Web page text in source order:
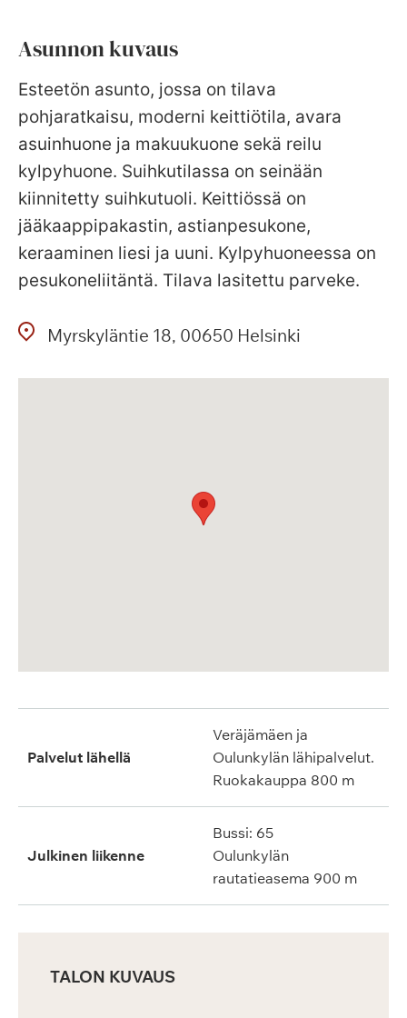
Asunnon kuvaus
Esteetön asunto, jossa on tilava
pohjaratkaisu, moderni keittiötila, avara
asuinhuone ja makuukuone sekä reilu
kylpyhuone. Suihkutilassa on seinään
kiinnitetty suihkutuoli. Keittiössä on
jääkaappipakastin, astianpesukone,
keraaminen liesi ja uuni. Kylpyhuoneessa on
pesukoneliitäntä. Tilava lasitettu parveke.
Myrskyläntie 18 00650 Helsinki
Palvelut lähellä
Veräjämäen ja
Oulunkylän lähipalvelut.
Ruokakauppa 800 m
Julkinen liikenne
Bussi: 65
Oulunkylän
rautatieasema 900 m
TALON KUVAUS